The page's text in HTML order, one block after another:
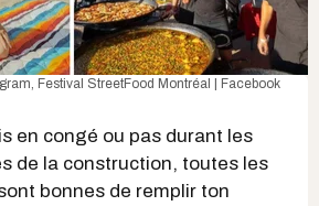
, Festival StreetFood Montréal | Facebook
en congé ou pas durant les
de la construction, toutes les
bonnes de remplir ton